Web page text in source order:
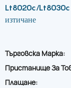
Lt8020c/Lt8030c
изтичане
Търговска Марка:
Пристанище За
Плащане: